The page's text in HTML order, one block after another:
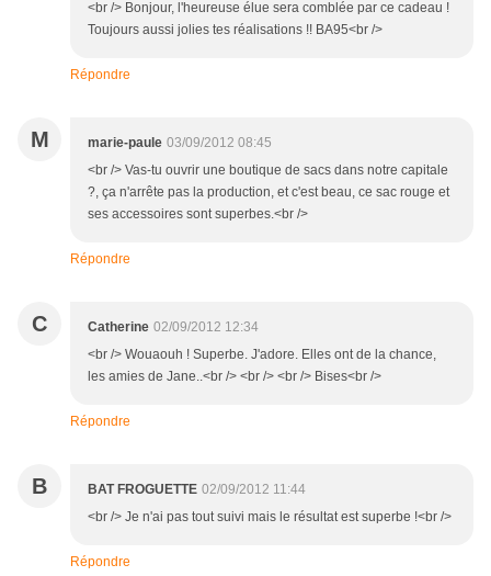
<br /> Bonjour, l'heureuse élue sera comblée par ce cadeau !
Toujours aussi jolies tes réalisations !! BA95<br />
Répondre
M marie-paule 03/09/2012 08:45
<br /> Vas-tu ouvrir une boutique de sacs dans notre capitale
?, ça n'arrête pas la production, et c'est beau, ce sac rouge et
ses accessoires sont superbes.<br />
Répondre
C Catherine 02/09/2012 12:34
<br /> Wouaouh ! Superbe. J'adore. Elles ont de la chance,
les amies de Jane..<br /> <br /> <br /> Bises<br />
Répondre
B BAT FROGUETTE 02/09/2012 11:44
<br /> Je n'ai pas tout suivi mais le résultat est superbe !<br />
Répondre